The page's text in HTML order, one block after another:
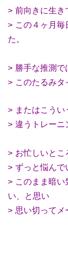
> 前向きに生き
> この４ヶ月毎
た。
> 勝手な推測で
> このたるみタ
> またはこうい
> 違うトレーニ
> お忙しいとこ
> ずっと悩んで
> このまま暗い
い、と思い
> 思い切ってメ